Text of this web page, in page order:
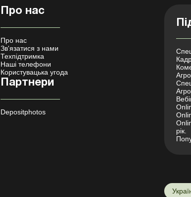
Про нас
Про нас
Зв'язатися з нами
Техпідтримка
Наші телефони
Користувацька угода
Партнери
Depositphotos
рік.